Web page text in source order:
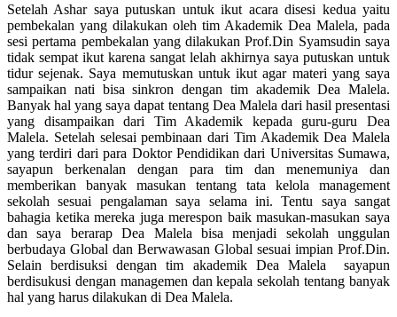
Setelah Ashar saya putuskan untuk ikut acara disesi kedua yaitu
pembekalan yang dilakukan oleh tim Akademik Dea Malela, pada
sesi pertama pembekalan yang dilakukan Prof.Din Syamsudin saya
tidak sempat ikut karena sangat lelah akhirnya saya putuskan untuk
tidur sejenak. Saya memutuskan untuk ikut agar materi yang saya
sampaikan nati bisa sinkron dengan tim akademik Dea Malela.
Banyak hal yang saya dapat tentang Dea Malela dari hasil presentasi
yang disampaikan dari Tim Akademik kepada guru-guru Dea
Malela. Setelah selesai pembinaan dari Tim Akademik Dea Malela
yang terdiri dari para Doktor Pendidikan dari Universitas Sumawa,
sayapun berkenalan dengan para tim dan menemuniya dan
memberikan banyak masukan tentang tata kelola management
sekolah sesuai pengalaman saya selama ini. Tentu saya sangat
bahagia ketika mereka juga merespon baik masukan-masukan saya
dan saya berarap Dea Malela bisa menjadi sekolah unggulan
berbudaya Global dan Berwawasan Global sesuai impian Prof.Din.
Selain berdisuksi dengan tim akademik Dea Malela sayapun
berdisukusi dengan managemen dan kepala sekolah tentang banyak
hal yang harus dilakukan di Dea Malela.